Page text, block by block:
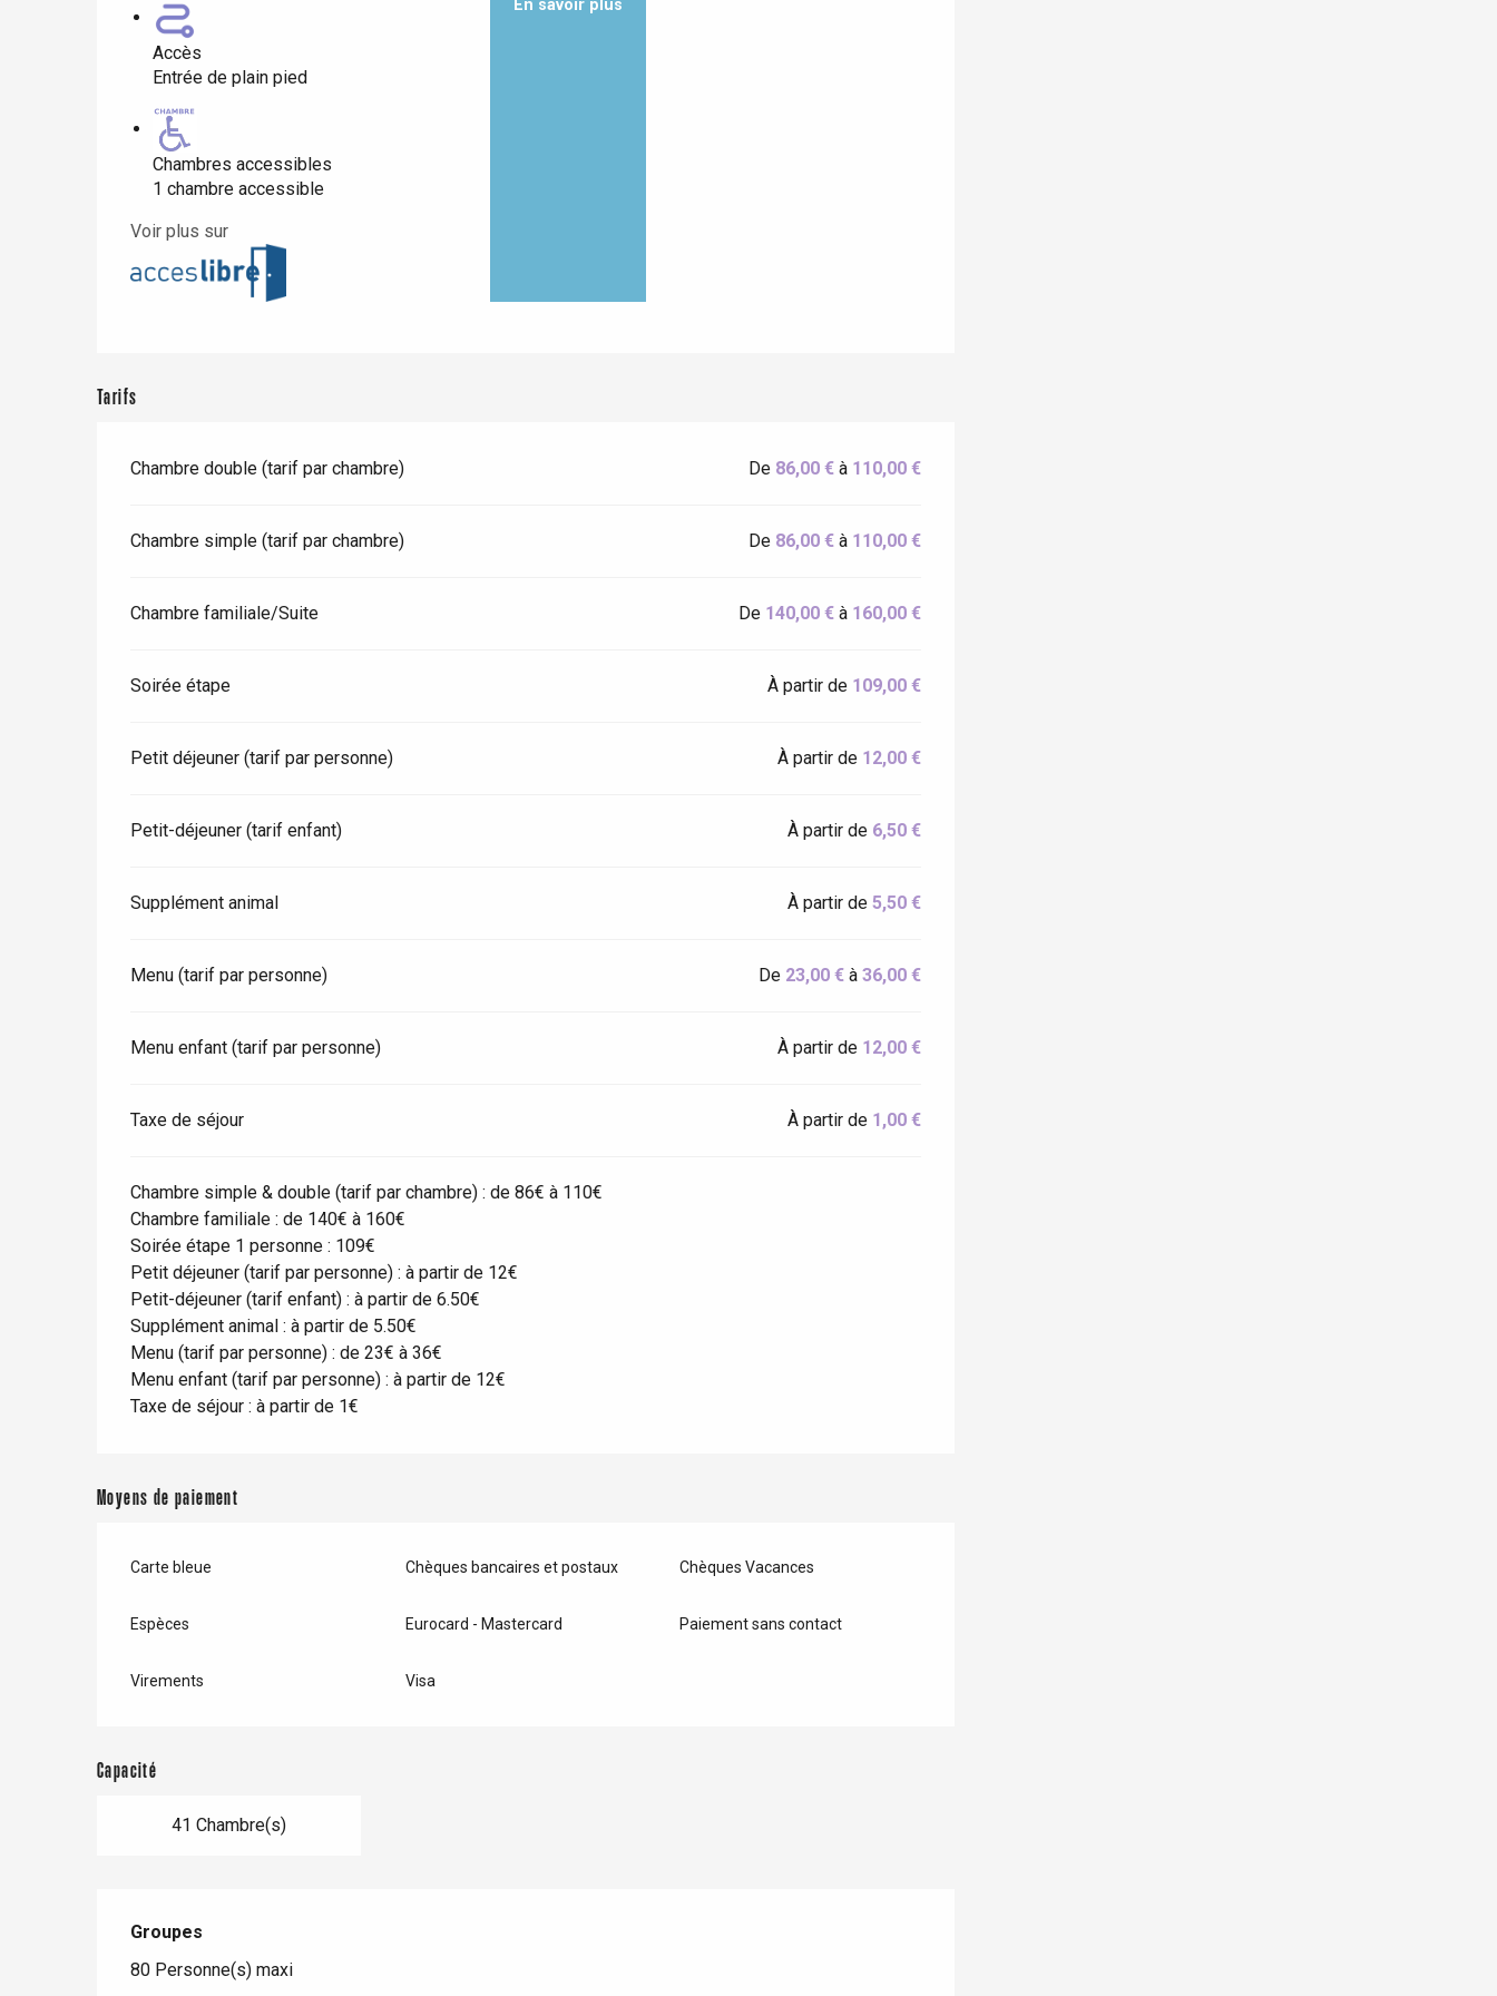
Accès
Entrée de plain pied
Chambres accessibles
1 chambre accessible
Voir plus sur
En savoir plus
Tarifs
Chambre double (tarif par chambre) De 86,00 € à 110,00 €
Chambre simple (tarif par chambre) De 86,00 € à 110,00 €
Chambre familiale/Suite De 140,00 € à 160,00 €
Soirée étape À partir de 109,00 €
Petit déjeuner (tarif par personne) À partir de 12,00 €
Petit-déjeuner (tarif enfant) À partir de 6,50 €
Supplément animal À partir de5,50 €
Menu (tarif par personne) De 23,00 € à36,00 €
Menu enfant (tarif par personne) À partir de 12,00 €
Taxe de séjour À partir de 1,00 €
Chambre simple & double (tarif par chambre) : de 86€ à 110€
Chambre familiale : de 140€ à 160€
Soirée étape 1 personne : 109€
Petit déjeuner (tarif par personne) : à partir de 12€
Petit-déjeuner (tarif enfant) : à partir de 6.50€
Supplément animal : à partir de 5.50€
Menu (tarif par personne) : de 23€ à 36€
Menu enfant (tarif par personne) : à partir de 12€
Taxe de séjour : à partir de 1€
Moyens de paiement
Carte bleue Chèques bancaires et postaux Chèques Vacances
Espèces Eurocard - Mastercard Paiement sans contact
Virements Visa
Capacité
41 Chambre(s)
Groupes
Groupes
80 Personne(s) maxi